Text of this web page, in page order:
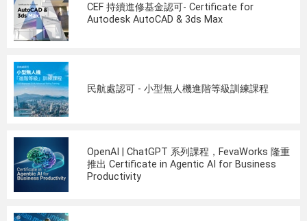
CEF 持續進修基金認可- Certificate for
Autodesk AutoCAD & 3ds Max
民航處認可 - 小型無人機進階等級訓練課程
OpenAI | ChatGPT 系列課程，FevaWorks 隆重
推出 Certificate in Agentic AI for Business
Productivity